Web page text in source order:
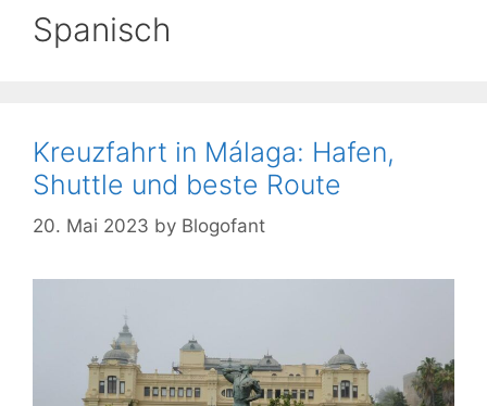
Spanisch
Kreuzfahrt in Málaga: Hafen,
Shuttle und beste Route
20. Mai 2023 by Blogofant